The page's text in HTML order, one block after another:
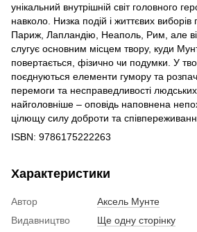
унікальний внутрішній світ головного
навколо. Низка подій і життєвих
Париж, Лапландію, Неаполь, Рим, але
слугує основним місцем твору, куди
повертається, фізично чи подумки. У
поєднуються елементи гумору та
перемоги та несправедливості
найголовніше – оповідь наповнена
цілющу силу доброти та
ISBN: 9786175222263
Характеристики
Автор
Аксель Мунте
Видавництво
Ще одну сторінку